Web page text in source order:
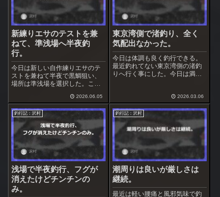
新練りエサのテストを兼
ねて、準浅場へ半夜釣
行。
今日は新しい自作練りエサのテ
ストを兼ねて半夜で黒鯛狙い、
場所は準浅場を選択した。ここ
れていない。満潮が21:00なので
潮回りは良い。台風のうねりは
収まったけど黒鯛が食うかどう
かは微妙な所。
2026.06.05
東京湾側で渚釣り、全く
気配出なかった。
今日は体調も良く釣行できる。
最近釣れてない東京湾側の渚釣
りへ行く事にした。今日は満潮
道をしてアオサの状況調査＆採
取をしておいた。
2026.03.06
釣行記：沢村
浅場で半夜釣行、フグが
消えたけどチンチンの
み。
釣行記：沢村
潮周りは良いが厳しさは
継続。
最近は軽い腰痛と風邪気味で釣